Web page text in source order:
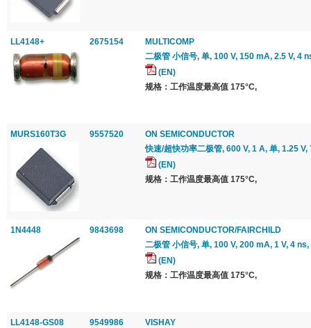
LL4148+ 2675154
MULTICOMP
二极管 小信号, 单, 100 V, 150 mA, 2.5 V, 4
(EN)
规格：工作温度最高值 175°C,
MURS160T3G 9557520
ON SEMICONDUCTOR
快速/超快功率二极管, 600 V, 1 A, 单, 1.25
(EN)
规格：工作温度最高值 175°C,
1N4448 9843698
ON SEMICONDUCTOR/FAIRCHILD
二极管 小信号, 单, 100 V, 200 mA, 1 V, 4
(EN)
规格：工作温度最高值 175°C,
LL4148-GS08 9549986
VISHAY